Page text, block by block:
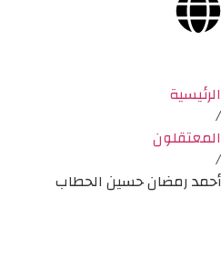
الرئيسية
/
المعتقلون
/
أحمد رمضان حسين الحطاب